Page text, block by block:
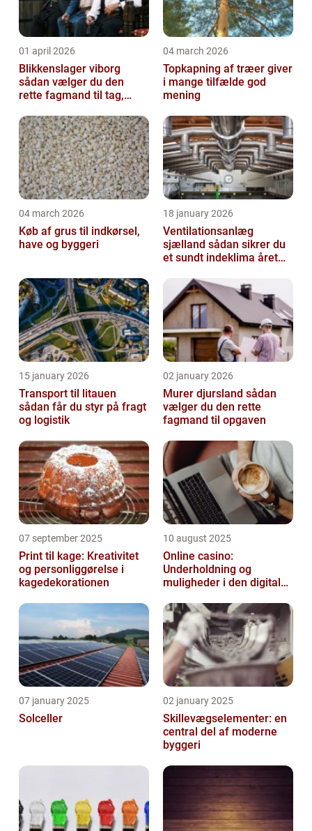
01 april 2026
Blikkenslager viborg
sådan vælger du den
rette fagmand til tag,
04 march 2026
Topkapning af træer giver
i mange tilfælde god
mening
04 march 2026
Køb af grus til indkørsel,
have og byggeri
18 january 2026
Ventilationsanlæg
sjælland sådan sikrer du
et sundt indeklima året
15 january 2026
Transport til litauen
sådan får du styr på fragt
og logistik
02 january 2026
Murer djursland sådan
vælger du den rette
fagmand til opgaven
07 september 2025
Print til kage: Kreativitet
og personliggørelse i
kagedekorationen
10 august 2025
Online casino:
Underholdning og
muligheder i den digitale
07 january 2025
Solceller
02 january 2025
Skillevægselementer: en
central del af moderne
byggeri